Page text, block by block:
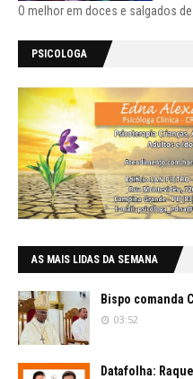
O melhor em doces e salgados de
PSICOLOGA
AS MAIS LIDAS DA SEMANA
Bispo comanda
03:52
Datafolha: